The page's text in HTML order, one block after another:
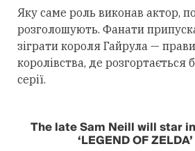
Яку саме роль виконав актор,
розголошують. Фанати
зіграти короля Гайрула —
королівства, де розгортається
серії.
The late Sam Neill will star
‘LEGEND OF